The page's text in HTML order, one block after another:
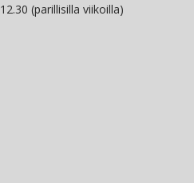
(parillisilla viikoilla)